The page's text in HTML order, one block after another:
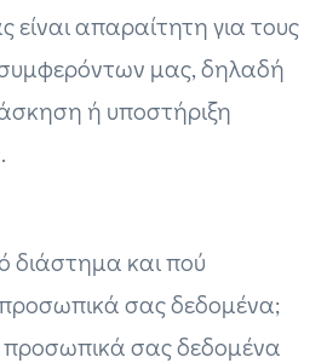
απαραίτητη για τους
μας, δηλαδή
ή υποστήριξη
διάστημα και πού
σας δεδομένα;
προσωπικά σας δεδομένα